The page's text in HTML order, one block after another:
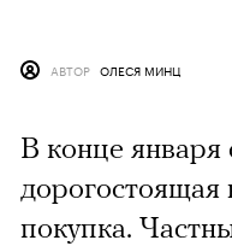
АВТОР ОЛЕСЯ МИНЦ
В конце января
покупка.